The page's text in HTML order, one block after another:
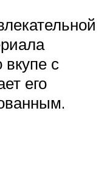
вкупе с
его